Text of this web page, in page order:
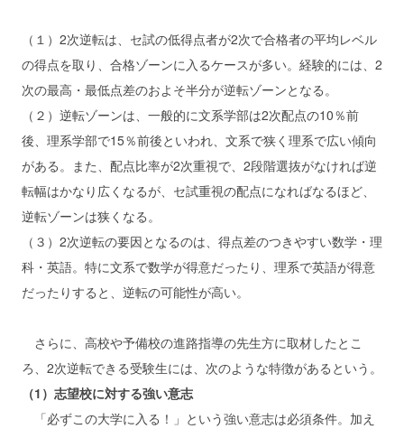
（１）2次逆転は、セ試の低得点者が2次で合格者の平均レベル
の得点を取り、合格ゾーンに入るケースが多い。経験的には、2
次の最高・最低点差のおよそ半分が逆転ゾーンとなる。
（２）逆転ゾーンは、一般的に文系学部は2次配点の10％前
後、理系学部で15％前後といわれ、文系で狭く理系で広い傾向
がある。また、配点比率が2次重視で、2段階選抜がなければ逆
転幅はかなり広くなるが、セ試重視の配点になればなるほど、
逆転ゾーンは狭くなる。
（３）2次逆転の要因となるのは、得点差のつきやすい数学・理
科・英語。特に文系で数学が得意だったり、理系で英語が得意
だったりすると、逆転の可能性が高い。
さらに、高校や予備校の進路指導の先生方に取材したとこ
ろ、2次逆転できる受験生には、次のような特徴があるという。
（1）志望校に対する強い意志
「必ずこの大学に入る！」という強い意志は必須条件。加え